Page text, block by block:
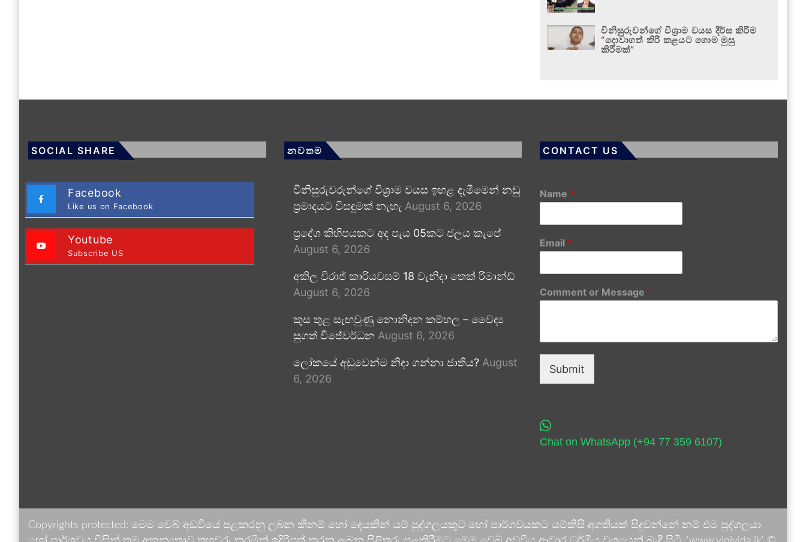
විනිසුරුවන්ගේ විශ්‍රාම වයස දීර්ඝ කිරීම
“දොවාගත් කිරි කළයට ගොම මුසු
කිරීමක්”
SOCIAL SHARE
Facebook
Like us on Facebook
Youtube
Subscribe US
නවතම
විනිසුරුවරුන්ගේ විශ්‍රාම වයස ඉහළ දැමීමෙන් නඩු
ප්‍රමාදයට විසඳුමක් නැහැ August 6, 2026
ප්‍රදේශ කිහිපයකට අද පැය 05කට ජලය කැපේ
August 6, 2026
අකිල විරාජ් කාරියවසම් 18 වැනිදා තෙක් රිමාන්ඩ්
August 6, 2026
කුස තුළ සැඟවුණු නොනිදන කම්හල – වෛද්‍ය
සුගත් විජේවර්ධන August 6, 2026
ලෝකයේ අඩුවෙන්ම නිදා ගන්නා ජාතිය? August
6, 2026
CONTACT US
Name *
Email *
Comment or Message *
Submit
Chat on WhatsApp (+94 77 359 6107)
Copyrights protected: මෙම වෙබ් අඩවියේ පළකරනු ලබන කිනම් හෝ දෙයකින් යම් පුද්ගලයකුට හෝ පාර්ශවයකට යම්කිසි අගතියක් සිදුවන්නේ නම් එම පුද්ගලයා